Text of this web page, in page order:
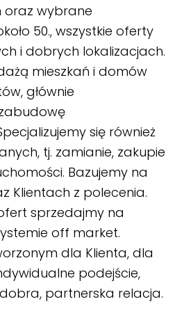
wybrane
50., wszystkie oferty
i dobrych lokalizacjach.
mieszkań i domów
głównie
się również
tj. zamianie, zakupie
Bazujemy na
Klientach z polecenia.
sprzedajmy na
off market.
dla Klienta, dla
podejście,
partnerska relacja.